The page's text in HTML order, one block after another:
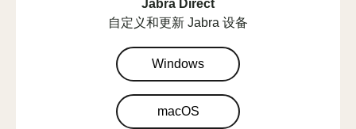
Jabra Direct
自定义和更新 Jabra 设备
Windows
macOS